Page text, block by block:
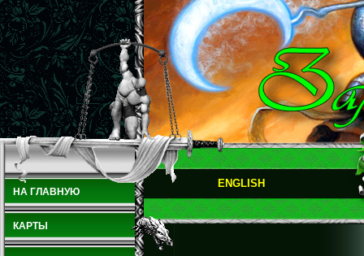
НА ГЛАВНУЮ
КАРТЫ
ENGLISH